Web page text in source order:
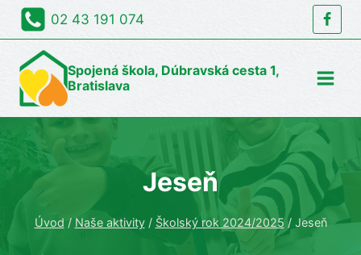
Skip
content
02 43 191 074
Spojená škola, Dúbravská cesta 1,
Bratislava
Jeseň
Úvod / Naše aktivity/ Školský rok 2024/2025/ Jeseň